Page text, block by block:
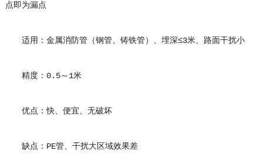
点即为漏点
适用：金属消防管（钢管、铸铁管）、埋深≤3米、路面干扰小
精度：0.5～1米
优点：快、便宜、无破坏
缺点：PE管、干扰大区域效果差